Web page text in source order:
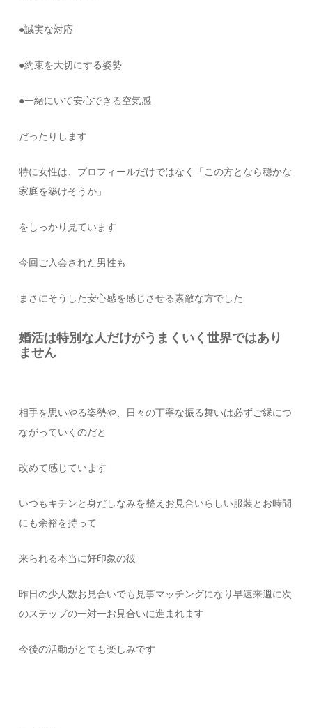
●誠実な対応
●約束を大切にする姿勢
●一緒にいて安心できる空気感
だったりします
特に女性は、プロフィールだけではなく「この方となら穏かな
家庭を築けそうか」
をしっかり見ています
今回ご入会された男性も
まさにそうした安心感を感じさせる素敵な方でした
婚活は特別な人だけがうまくいく世界ではあり
ません
相手を思いやる姿勢や、日々の丁寧な振る舞いは必ずご縁につ
ながっていくのだと
改めて感じています
いつもキチンと身だしなみを整えお見合いらしい服装とお時間
にも余裕を持って
来られる本当に好印象の彼
昨日の少人数お見合いでも見事マッチングになり早速来週に次
のステップの一対一お見合いに進まれます
今後の活動がとても楽しみです